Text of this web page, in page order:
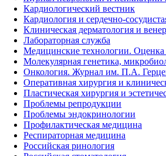
Кардиологический вестник
Кардиология и сердечно-
Клиническая дерматология и
Лабораторная служба
Медицинские технологии.
Молекулярная генетика,
Онкология. Журнал им. П.А.
Оперативная хирургия и
Пластическая хирургия и
Проблемы репродукции
Проблемы эндокринологии
Профилактическая медицина
Респираторная медицина
Российская ринология